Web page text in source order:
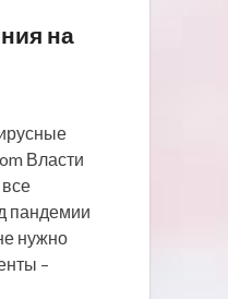
на
Власти
пандемии
нужно
–